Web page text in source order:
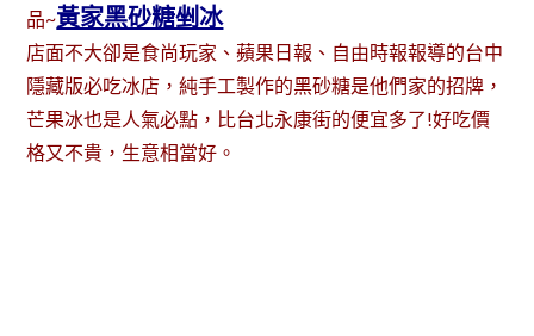
品~黃家黑砂糖剉冰
店面不大卻是食尚玩家、蘋果日報、自由時報報導的台中
隱藏版必吃冰店，純手工製作的黑砂糖是他們家的招牌，
芒果冰也是人氣必點，比台北永康街的便宜多了!好吃價
格又不貴，生意相當好。